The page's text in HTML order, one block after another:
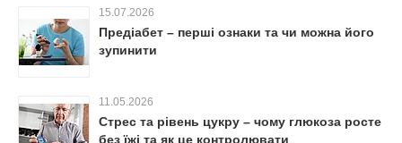
15.07.2026
Предіабет – перші ознаки та чи можна його
зупинити
11.05.2026
Стрес та рівень цукру – чому глюкоза росте
без їжі та як це контролювати